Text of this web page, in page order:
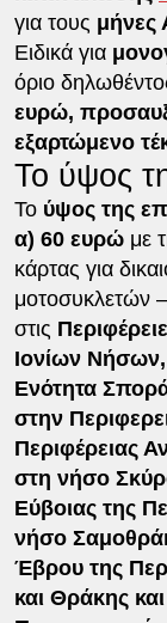
για τους μήνες
Ειδικά για
όριο
ευρώ,
εξαρτώμενο
Το ύψος
Το ύψος της
α) 60 ευρώ με
κάρτας για
μοτοσυκλετών
στις
Ιονίων
Ενότητα
στην
Περιφέρειας
στη νήσο
Εύβοιας της
νήσο
Έβρου της
και Θράκης